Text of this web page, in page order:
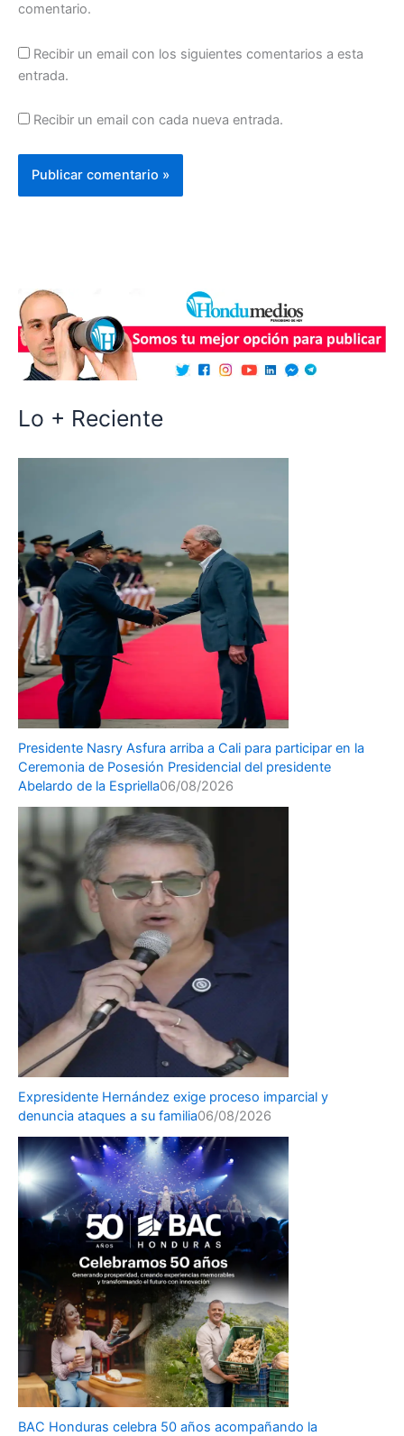
comentario.
Recibir un email con los siguientes comentarios a esta
entrada.
Recibir un email con cada nueva entrada.
Lo + Reciente
Presidente Nasry Asfura arriba a Cali para participar en la
Ceremonia de Posesión Presidencial del presidente
Abelardo de la Espriella06/08/2026
Expresidente Hernández exige proceso imparcial y
denuncia ataques a su familia06/08/2026
BAC Honduras celebra 50 años acompañando la